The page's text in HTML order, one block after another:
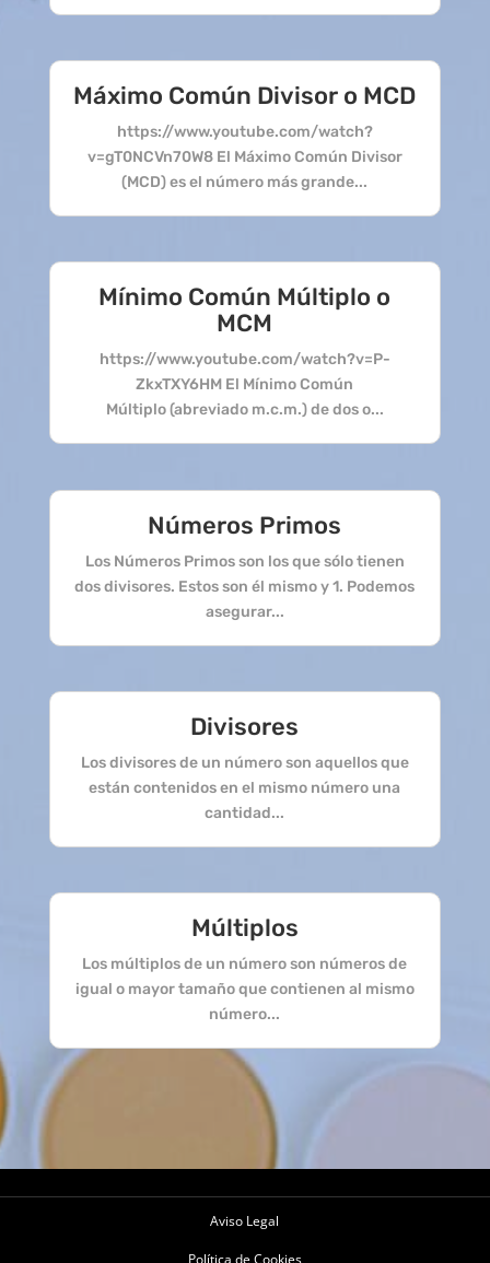
Máximo Común Divisor o MCD
https://www.youtube.com/watch?
v=gT0NCVn70W8 El Máximo Común Divisor
(MCD) es el número más grande...
Mínimo Común Múltiplo o
MCM
https://www.youtube.com/watch?v=P-
ZkxTXY6HM El Mínimo Común
Múltiplo (abreviado m.c.m.) de dos o...
Números Primos
Los Números Primos son los que sólo tienen
dos divisores. Estos son él mismo y 1. Podemos
asegurar...
Divisores
Los divisores de un número son aquellos que
están contenidos en el mismo número una
cantidad...
Múltiplos
Los múltiplos de un número son números de
igual o mayor tamaño que contienen al mismo
número...
Aviso Legal
Política de Cookies